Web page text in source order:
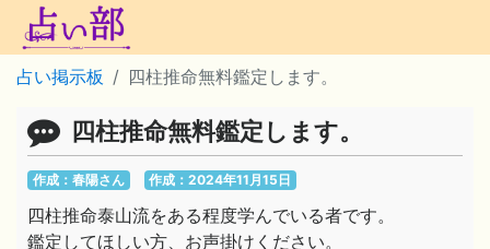
占い掲示板 四柱推命無料鑑定します。
四柱推命無料鑑定します。
作成：春陽さん 作成：2024年11月15日
四柱推命泰山流をある程度学んでいる者です。
鑑定してほしい方、お声掛けください。